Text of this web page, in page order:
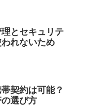
とセキュリテ
れないため
契約は可能？
選び方